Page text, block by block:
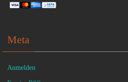
Meta
Anmelden